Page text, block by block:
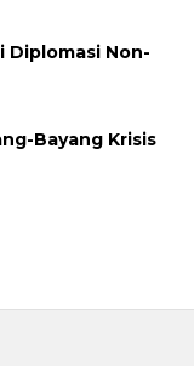
Diplomasi Non-
Bayang Krisis